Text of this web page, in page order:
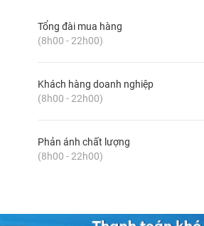
Tổng đài mua hàng
(8h00 - 22h00)
Khách hàng doanh nghiệp
(8h00 - 22h00)
Phản ánh chất lượng
(8h00 - 22h00)